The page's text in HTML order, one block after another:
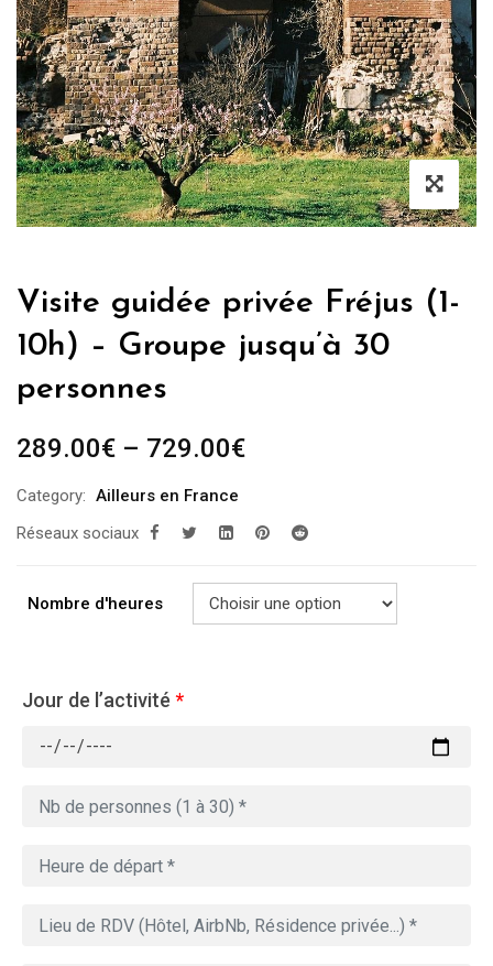
Visite guidée privée Fréjus (1-
10h) – Groupe jusqu’à 30
personnes
289.00€ – 729.00€
Category: Ailleurs en France
Réseaux sociaux
Nombre d'heures
Jour de l’activité *